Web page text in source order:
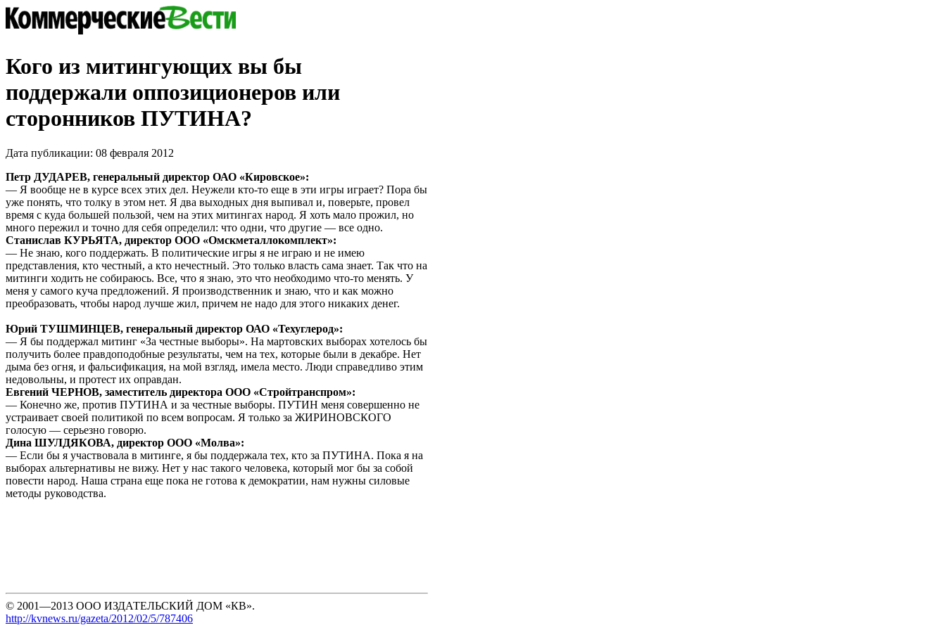
Кого из митингующих вы бы
поддержали оппозиционеров или
сторонников ПУТИНА?
Дата публикации: 08 февраля 2012
Петр ДУДАРЕВ, генеральный директор ОАО «Кировское»:
— Я вообще не в курсе всех этих дел. Неужели кто-то еще в эти игры играет? Пора бы
уже понять, что толку в этом нет. Я два выходных дня выпивал и, поверьте, провел
время с куда большей пользой, чем на этих митингах народ. Я хоть мало прожил, но
много пережил и точно для себя определил: что одни, что другие — все одно.
Станислав КУРЬЯТА, директор ООО «Омскметаллокомплект»:
— Не знаю, кого поддержать. В политические игры я не играю и не имею
представления, кто честный, а кто нечестный. Это только власть сама знает. Так что на
митинги ходить не собираюсь. Все, что я знаю, это что необходимо что-то менять. У
меня у самого куча предложений. Я производственник и знаю, что и как можно
преобразовать, чтобы народ лучше жил, причем не надо для этого никаких денег.
Юрий ТУШМИНЦЕВ, генеральный директор ОАО «Техуглерод»:
— Я бы поддержал митинг «За честные выборы». На мартовских выборах хотелось бы
получить более правдоподобные результаты, чем на тех, которые были в декабре. Нет
дыма без огня, и фальсификация, на мой взгляд, имела место. Люди справедливо этим
недовольны, и протест их оправдан.
Евгений ЧЕРНОВ, заместитель директора ООО «Стройтранспром»:
— Конечно же, против ПУТИНА и за честные выборы. ПУТИН меня совершенно не
устраивает своей политикой по всем вопросам. Я только за ЖИРИНОВСКОГО
голосую — серьезно говорю.
Дина ШУЛДЯКОВА, директор ООО «Молва»:
— Если бы я участвовала в митинге, я бы поддержала тех, кто за ПУТИНА. Пока я на
выборах альтернативы не вижу. Нет у нас такого человека, который мог бы за собой
повести народ. Наша страна еще пока не готова к демократии, нам нужны силовые
методы руководства.
© 2001—2013 ООО ИЗДАТЕЛЬСКИЙ ДОМ «КВ».
http://kvnews.ru/gazeta/2012/02/5/787406